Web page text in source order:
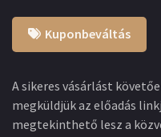
Kuponbeváltás
A sikeres vásárlást
megküldjük az előadás
megtekinthető lesz a